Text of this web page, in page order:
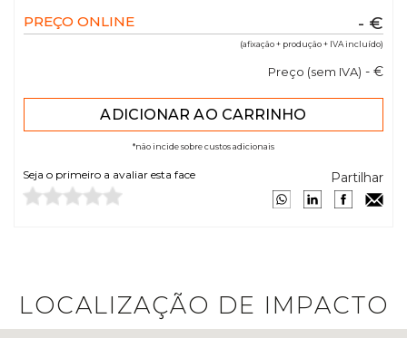
PREÇO ONLINE - €
(afixação + produção + IVA incluído)
Preço (sem IVA) - €
*não incide sobre custos adicionais
Seja o primeiro a avaliar esta face Partilhar
LOCALIZAÇÃO DE IMPACTO